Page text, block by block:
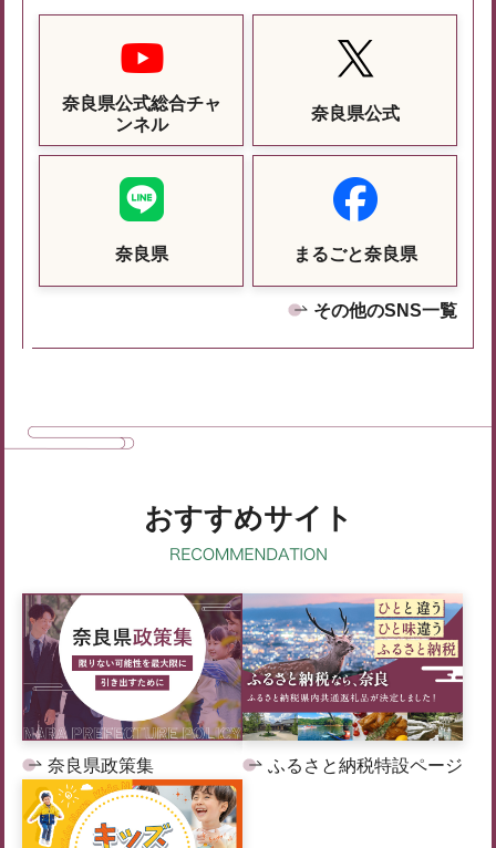
奈良県公式総合チャ
ンネル
奈良県公式
奈良県 まるごと奈良県
その他のSNS一覧
おすすめサイト
奈良県政策集 ふるさと納税特設ページ